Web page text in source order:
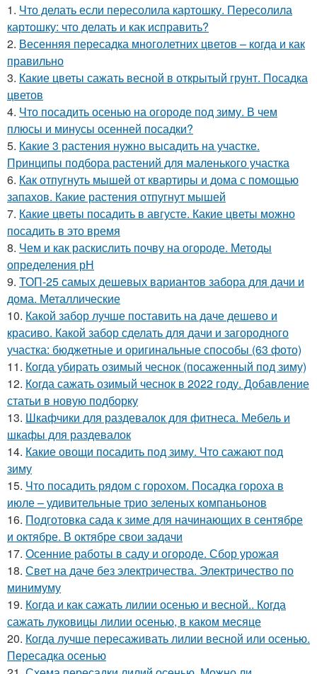
1. Что делать если пересолила картошку. Пересолила
картошку: что делать и как исправить?
2. Весенняя пересадка многолетних цветов – когда и как
правильно
3. Какие цветы сажать весной в открытый грунт. Посадка
цветов
4. Что посадить осенью на огороде под зиму. В чем
плюсы и минусы осенней посадки?
5. Какие 3 растения нужно высадить на участке.
Принципы подбора растений для маленького участка
6. Как отпугнуть мышей от квартиры и дома с помощью
запахов. Какие растения отпугнут мышей
7. Какие цветы посадить в августе. Какие цветы можно
посадить в это время
8. Чем и как раскислить почву на огороде. Методы
определения рН
9. ТОП-25 самых дешевых вариантов забора для дачи и
дома. Металлические
10. Какой забор лучше поставить на даче дешево и
красиво. Какой забор сделать для дачи и загородного
участка: бюджетные и оригинальные способы (63 фото)
11. Когда убирать озимый чеснок (посаженный под зиму)
12. Когда сажать озимый чеснок в 2022 году. Добавление
статьи в новую подборку
13. Шкафчики для раздевалок для фитнеса. Мебель и
шкафы для раздевалок
14. Какие овощи посадить под зиму. Что сажают под
зиму
15. Что посадить рядом с горохом. Посадка гороха в
июле – удивительные трио зеленых компаньонов
16. Подготовка сада к зиме для начинающих в сентябре
и октябре. В октябре свои задачи
17. Осенние работы в саду и огороде. Сбор урожая
18. Свет на даче без электричества. Электричество по
минимуму
19. Когда и как сажать лилии осенью и весной.. Когда
сажать луковицы лилии осенью, в каком месяце
20. Когда лучше пересаживать лилии весной или осенью.
Пересадка осенью